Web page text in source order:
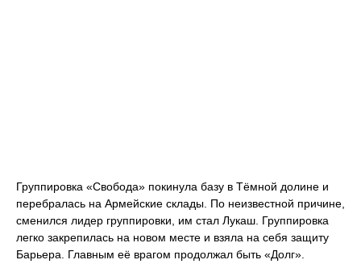
Группировка «Свобода» покинула базу в Тёмной долине и
перебралась на Армейские склады. По неизвестной причине,
сменился лидер группировки, им стал Лукаш. Группировка
легко закрепилась на новом месте и взяла на себя защиту
Барьера. Главным её врагом продолжал быть «Долг».